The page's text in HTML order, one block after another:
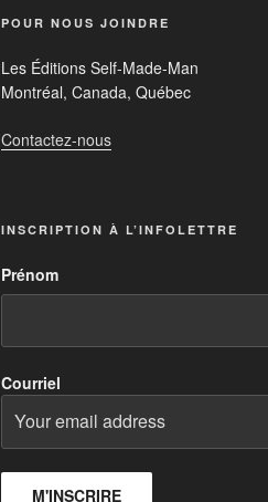
POUR NOUS JOINDRE
Les Éditions Self-Made-Man
Montréal, Canada, Québec
Contactez-nous
INSCRIPTION À L’INFOLETTRE
Prénom
Courriel